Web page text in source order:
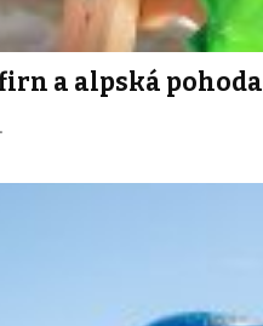
a alpská pohoda